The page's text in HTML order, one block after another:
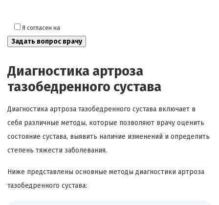
Я согласен на
Диагностика артроза
тазобедренного сустава
Диагностика артроза тазобедренного сустава включает в
себя различные методы, которые позволяют врачу оценить
состояние сустава, выявить наличие изменений и определить
степень тяжести заболевания.
Ниже представлены основные методы диагностики артроза
тазобедренного сустава: